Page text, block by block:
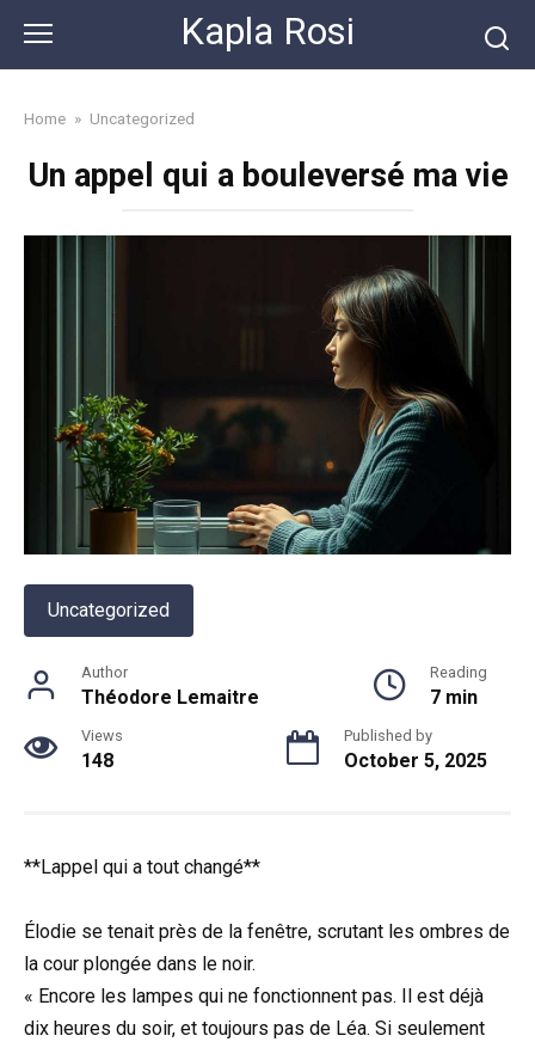
content
Kapla Rosi
Home » Uncategorized
Un appel qui a bouleversé ma vie
Uncategorized
Author
Théodore Lemaitre
Reading
7 min
Views
148
Published by
October 5, 2025
**Lappel qui a tout changé**
Élodie se tenait près de la fenêtre, scrutant les ombres de
la cour plongée dans le noir.
« Encore les lampes qui ne fonctionnent pas. Il est déjà
dix heures du soir, et toujours pas de Léa. Si seulement